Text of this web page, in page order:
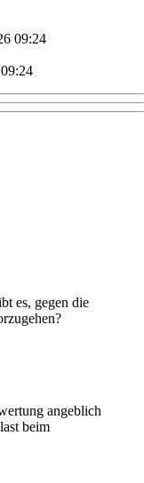
09:24
es, gegen die
angeblich
beim